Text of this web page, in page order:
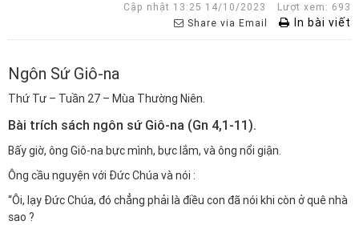
Cập nhật 13:25 14/10/2023
Lượt xem: 693
Share via Email
In bài viết
Ngôn Sứ Giô-na
Thứ Tư – Tuần 27 – Mùa Thường Niên.
Bài trích sách ngôn sứ Giô-na (Gn 4,1-11).
Bấy giờ, ông Giô-na bực mình, bực lắm, và ông nổi giận.
Ông cầu nguyện với Đức Chúa và nói :
“Ôi, lạy Đức Chúa, đó chẳng phải là điều con đã nói khi còn ở quê nhà
sao ?